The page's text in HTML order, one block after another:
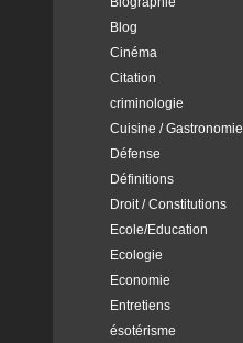
Blog
Cinéma
Citation
criminologie
Cuisine / Gastronomie
Défense
Définitions
Droit / Constitutions
Ecole/Education
Ecologie
Economie
Entretiens
ésotérisme